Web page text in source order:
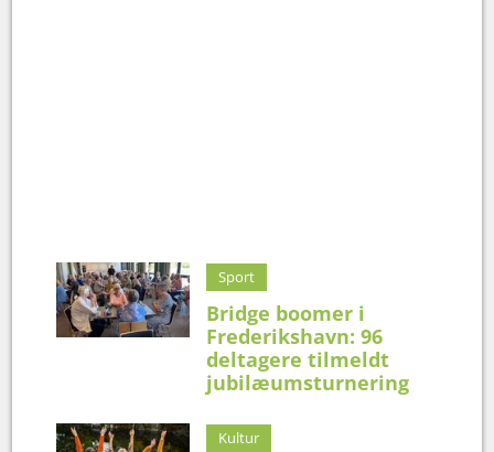
Sport
Bridge boomer i
Frederikshavn: 96
deltagere tilmeldt
jubilæumsturnering
Kultur